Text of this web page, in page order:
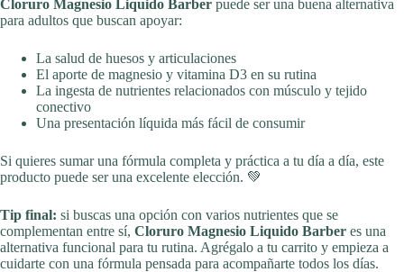
Cloruro Magnesio Liquido Barber puede ser una buena alternativa
para adultos que buscan apoyar:
La salud de huesos y articulaciones
El aporte de magnesio y vitamina D3 en su rutina
La ingesta de nutrientes relacionados con músculo y tejido
conectivo
Una presentación líquida más fácil de consumir
Si quieres sumar una fórmula completa y práctica a tu día a día, este
producto puede ser una excelente elección. 💚
Tip final: si buscas una opción con varios nutrientes que se
complementan entre sí, Cloruro Magnesio Liquido Barber es una
alternativa funcional para tu rutina. Agrégalo a tu carrito y empieza a
cuidarte con una fórmula pensada para acompañarte todos los días.